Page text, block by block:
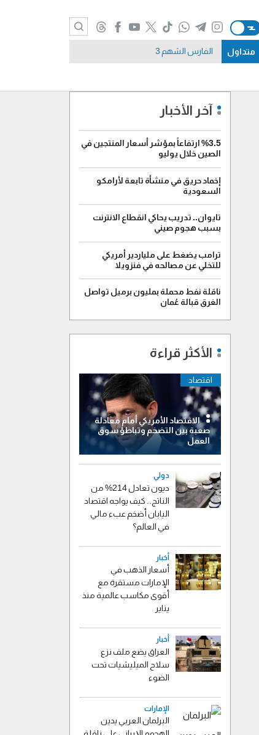
متداول الفارس الشهم 3
آخر الأخبار
%3.5 ارتفاعاً بمؤشر أسعار المنتجين في
الصين خلال يوليو
إخماد حريق في منشأة تابعة لأرامكو
السعودية
تايوان.. تدريب يحاكي انقطاع الانترنت
بسبب هجوم صيني
ترامب يضغط على ملياردير أمريكي
للتخلي عن مصالحه في فنزويلا
ناقلة نفط محملة بمليون برميل تواصل
الغرق قبالة عُمان
الأكثر قراءة
اقتصاد
الاقتصاد الأمريكي أمام معادلة
صعبة بين التضخم وتباطؤ سوق
العمل
دولي
ديون تعادل 214% من
الناتج.. كيف يواجه اقتصاد
اليابان أضخم عبء مالي
في العالم؟
أخبار
أسعار الذهب في
الإمارات مستقرة مع
أقوى مكاسب عالمية منذ
يناير
أخبار
العراق يضع ملف نزع
سلاح الميليشيات تحت
الضوء
الإمارات
البرلمان العربي يدين